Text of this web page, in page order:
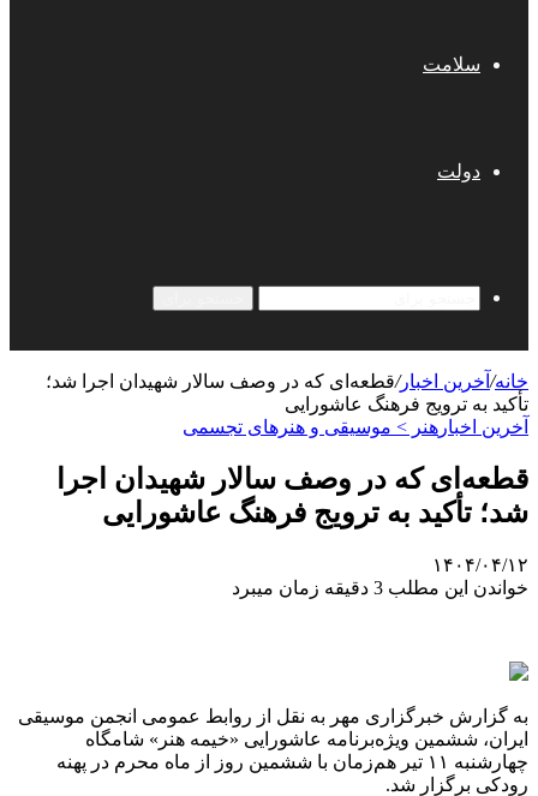
سلامت
دولت
خانه/ آخرین اخبار/قطعه‌ای که در وصف سالار شهیدان اجرا شد؛
تأکید به ترویج فرهنگ عاشورایی
آخرین اخبار هنر > موسیقی و هنرهای تجسمی
قطعه‌ای که در وصف سالار شهیدان اجرا
شد؛ تأکید به ترویج فرهنگ عاشورایی
۱۴۰۴/۰۴/۱۲
خواندن این مطلب 3 دقیقه زمان میبرد
به گزارش خبرگزاری مهر به نقل از روابط عمومی انجمن موسیقی
ایران، ششمین ویژه‌برنامه عاشورایی «خیمه هنر» شامگاه
چهارشنبه ۱۱ تیر هم‌زمان با ششمین روز از ماه محرم در پهنه
رودکی برگزار شد.